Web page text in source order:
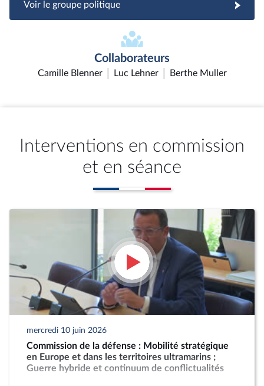
Voir le groupe politique
Collaborateurs
Camille Blenner Luc Lehner Berthe Muller
Interventions en commission
et en séance
mercredi 10 juin 2026
Commission de la défense : Mobilité stratégique
en Europe et dans les territoires ultramarins ;
Guerre hybride et continuum de conflictualités